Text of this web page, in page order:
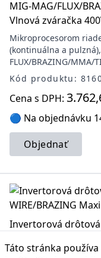
MIG-MAG/FLUX/
Vlnová zváračka
Mikroprocesorom
(kontinuálna a
FLUX/BRAZING/MMA/
Kód produktu:
Cena s DPH:
🔵 Na objednávku
Objednať
Invertorová drôtová
Táto stránka